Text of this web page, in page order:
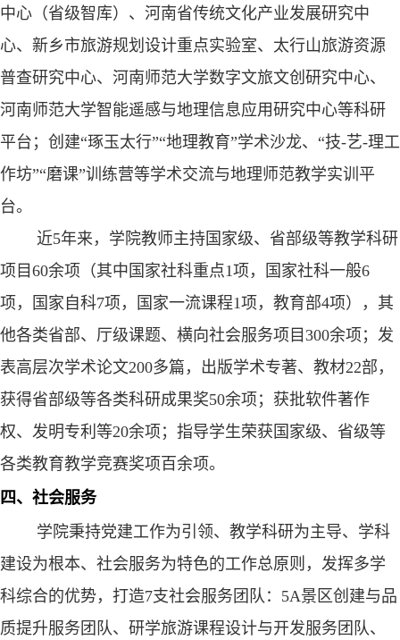
中心（省级智库）、河南省传统文化产业发展研究中
心、新乡市旅游规划设计重点实验室、太行山旅游资源
普查研究中心、河南师范大学数字文旅文创研究中心、
河南师范大学智能遥感与地理信息应用研究中心等科研
平台；创建“琢玉太行”“地理教育”学术沙龙、“技-艺-理工
作坊”“磨课”训练营等学术交流与地理师范教学实训平
台。
近5年来，学院教师主持国家级、省部级等教学科研
项目 60余项（其中国家社科重点1项，国家社科一般6
项，国家自科7项，国家一流课程1项，教育部4项），其
他各类省部、厅级课题、横向社会服务项目 300余项；发
表高层次学术论文200多篇，出版学术专著、教材22部，
获得省部级等各类科研成果奖50余项； 获批软件著作
权、发明专利等20余项；指导学生荣获国家级、省级等
各类教育教学竞赛奖项百余项。
四、社会服务
学院秉持党建工作为引领、教学科研为主导、学科
建设为根本、社会服务为特色的工作总原则，发挥多学
科综合的优势，打造7支社会服务团队： 5A景 区创建与品
质提升服务团队、研学旅游课程设计与开发服务团队、